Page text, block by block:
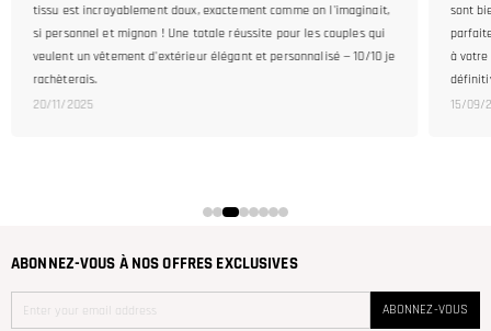
qui
10/10 je
sont bien meilleurs que ce à quoi je m'attendais. La taille était
parfaite dès le déballage (j'ai deviné sa taille correctement grâce
à votre tableau des tailles clair !). Un vrai bon plan. Je reviendrai
ABONNEZ-VOUS À NOS OFFRES EXCLUSIVES
ABONNEZ-VOUS